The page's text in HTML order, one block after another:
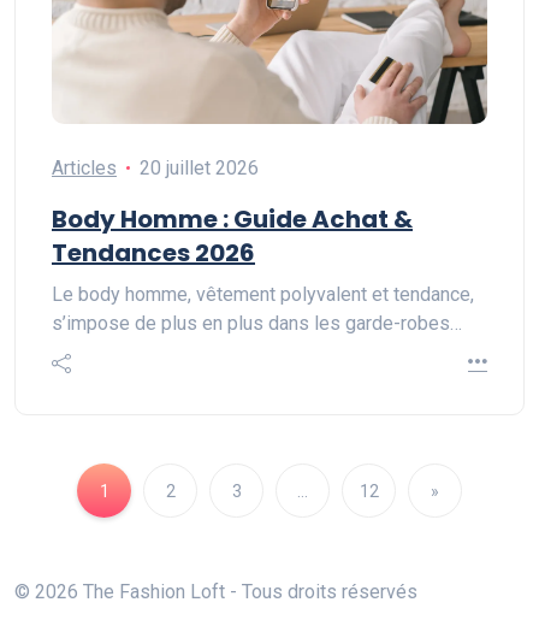
Articles 20 juillet 2026
Body Homme : Guide Achat &
Tendances 2026
Le body homme, vêtement polyvalent et tendance,
s’impose de plus en plus dans les garde-robes…
1 2 3 … 12 »
© 2026 The Fashion Loft - Tous droits réservés